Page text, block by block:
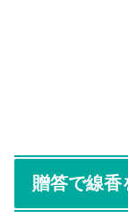
贈答で線香